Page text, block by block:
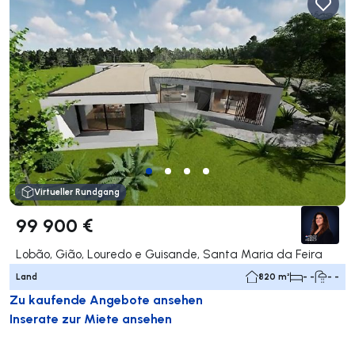
Virtueller Rundgang
99 900 €
Lobão, Gião, Louredo e Guisande, Santa Maria da Feira
Land 820 m² - - - -
Zu kaufende Angebote ansehen
Inserate zur Miete ansehen